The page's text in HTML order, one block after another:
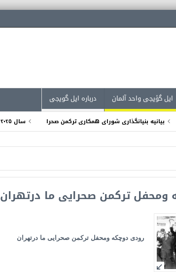
ایل گؤیجی واحد آلمان درباره ایل گویجی
بیانیه بنیانگذاری شورای همكارى تركمن صحرا
سال ۲۰۲۵ میلادی پیشاپیش مبارک
اطراف خزر درجمهوری ترکمنستان
ترکمن صحرایی ما درتهران
رودی دوچکه ومحفل ترکمن صحرایی ما درتهران